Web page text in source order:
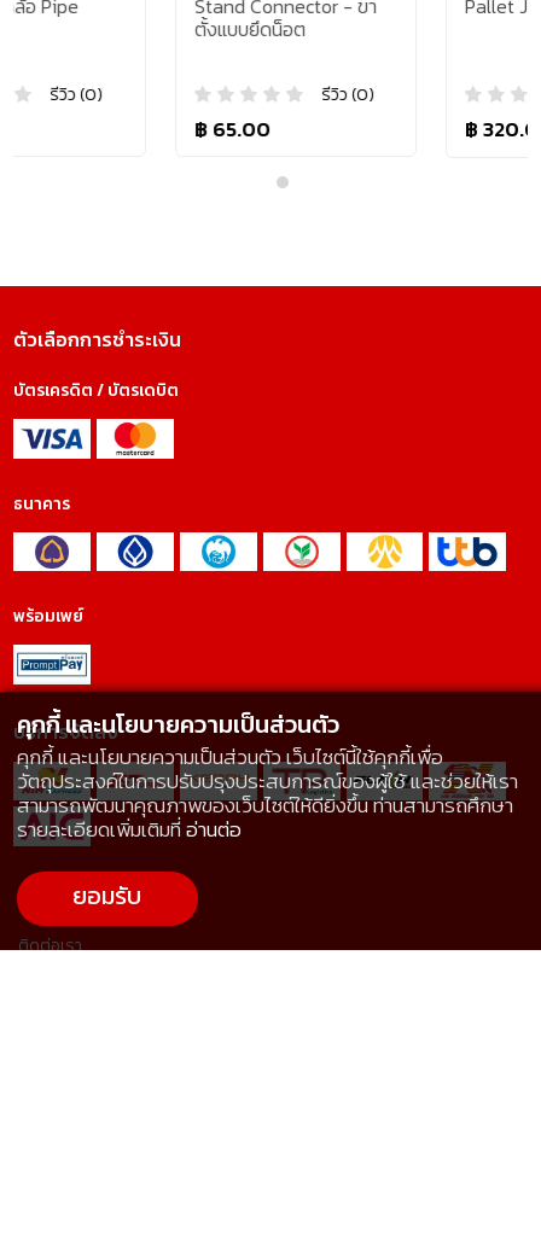
Stand Connector - ขา
ตั้งแบบยึดน็อต
รีวิว (0)
Pallet Joint Corner
รีวิว (0)
ตัวเลือกการชำระเงิน
บัตรเครดิต / บัตรเดบิต
ธนาคาร
พร้อมเพย์
บริการจัดส่ง
ศูนย์ช่วยเหลือ
ติดต่อเรา
คุกกี้ และนโยบายความเป็นส่วนตัว
คุกกี้ และนโยบายความเป็นส่วนตัว เว็บไซต์นี้ใช้คุกกี้เพื่อ
วัตถุประสงค์ในการปรับปรุงประสบการณ์ของผู้ใช้ และช่วยให้เรา
สามารถพัฒนาคุณภาพของเว็บไซต์ให้ดียิ่งขึ้น ท่านสามารถศึกษา
รายละเอียดเพิ่มเติมที่อ่านต่อ
ยอมรับ